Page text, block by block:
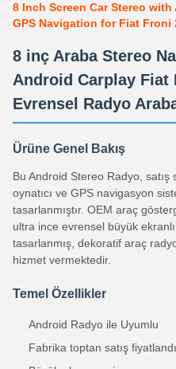
8 Inch Screen Car Stereo
GPS Navigation for Fiat Froni
8 inç Araba Stereo
Android Carplay Fiat
Evrensel Radyo
Ürüne Genel Bakış
Bu Android Stereo Radyo, satış
oynatıcı ve GPS navigasyon
tasarlanmıştır. OEM araç
ultra ince evrensel büyük
tasarlanmış, dekoratif araç
hizmet vermektedir.
Temel Özellikler
Android Radyo ile Uyumlu
Fabrika toptan satış